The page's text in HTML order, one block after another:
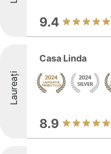
9.4
Laureați
Casa Linda
8.9